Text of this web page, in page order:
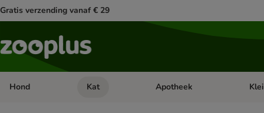
Gratis verzending vanaf € 29
Hond Open categorie menu: Hond
Kat Open categorie menu: Kat
Apotheek